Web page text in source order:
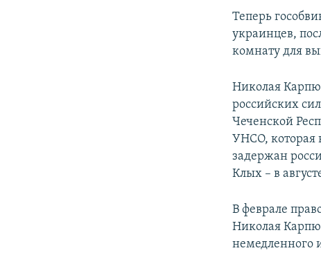
Теперь
украинцев,
комнату для
Николая
российских
Чеченской
УНСО, которая
задержан
Клых – в
В феврале
Николая
немедленного